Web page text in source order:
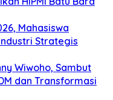
Mahasiswa
Strategis
Wiwoho, Sambut
dan Transformasi